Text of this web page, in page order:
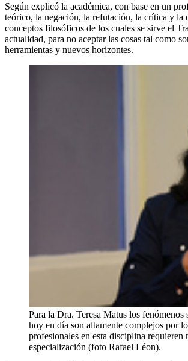
Según explicó la académica, con base en un
teórico, la negación, la refutación, la crítica y la
conceptos filosóficos de los cuales se sirve el
actualidad, para no aceptar las cosas tal como
herramientas y nuevos horizontes.
Para la Dra. Teresa Matus los fenómenos
hoy en día son altamente complejos por
profesionales en esta disciplina requieren
especialización (foto Rafael Léon).